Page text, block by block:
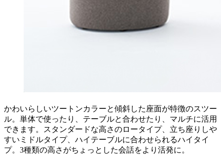
かわいらしいツートンカラーと傾斜した座面が特徴のスツー
ル。単体で使ったり、テーブルと合わせたり、マルチに活用
できます。スタンダードな高さのロータイプ、立ち座りしや
すいミドルタイプ、ハイテーブルに合わせられるハイタイ
プ。3種類の高さがちょっとした会話をより活発に。